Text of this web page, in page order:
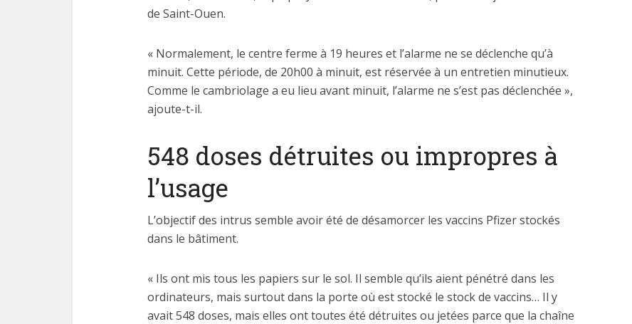
de Saint-Ouen.
« Normalement, le centre ferme à 19 heures et l’alarme ne se déclenche qu’à
minuit. Cette période, de 20h00 à minuit, est réservée à un entretien minutieux.
Comme le cambriolage a eu lieu avant minuit, l’alarme ne s’est pas déclenchée »,
ajoute-t-il.
548 doses détruites ou impropres à
l’usage
L’objectif des intrus semble avoir été de désamorcer les vaccins Pfizer stockés
dans le bâtiment.
« Ils ont mis tous les papiers sur le sol. Il semble qu’ils aient pénétré dans les
ordinateurs, mais surtout dans la porte où est stocké le stock de vaccins… Il y
avait 548 doses, mais elles ont toutes été détruites ou jetées parce que la chaîne
Les dépenses de
fonctionnement de l’Etat
explosent
La nouvelle Guerre du
Pacifique